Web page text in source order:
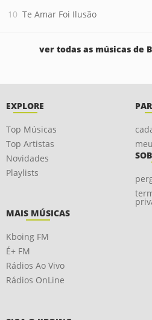
Te Amar Foi Ilusão
ver todas as músicas de
EXPLORE
Top Músicas
Top Artistas
Novidades
Playlists
MAIS MÚSICAS
Kboing FM
É+ FM
Rádios Ao Vivo
Rádios OnLine